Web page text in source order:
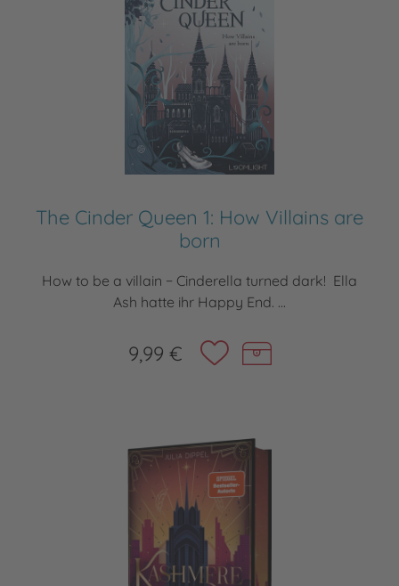
The Cinder Queen 1: How Villains are
born
How to be a villain − Cinderella turned dark! Ella
Ash hatte ihr Happy End. ...
9,99 €